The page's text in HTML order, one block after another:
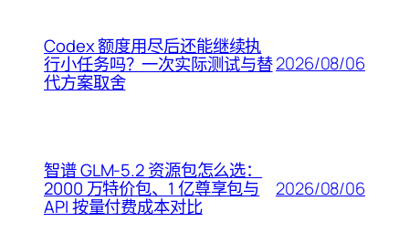
Codex 额度用尽后还能继续执
行小任务吗？一次实际测试与替
代方案取舍
2026/08/06
智谱 GLM-5.2 资源包怎么选：
2000 万特价包、1 亿尊享包与
API 按量付费成本对比
2026/08/06